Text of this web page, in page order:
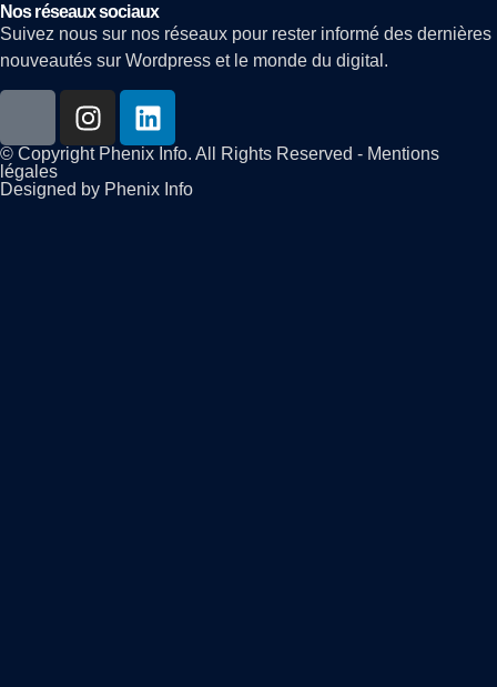
Nos réseaux sociaux
Suivez nous sur nos réseaux pour rester informé des dernières
nouveautés sur Wordpress et le monde du digital.
© Copyright Phenix Info. All Rights Reserved - Mentions
légales
Designed by Phenix Info